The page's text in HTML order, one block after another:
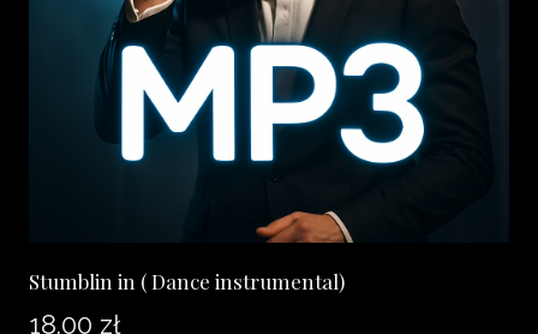
Stumblin in ( Dance instrumental)
18.00 zł